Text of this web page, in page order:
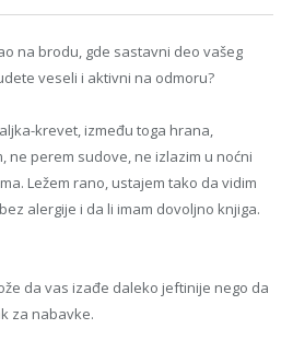
na brodu, gde sastavni deo vašeg
veseli i aktivni na odmoru?
krevet, između toga hrana,
ne perem sudove, ne izlazim u noćni
Ležem rano, ustajem tako da vidim
alergije i da li imam dovoljno knjiga.
da vas izađe daleko jeftinije nego da
za nabavke.